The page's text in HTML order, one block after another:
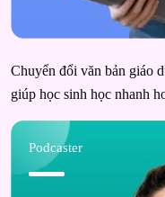
Chuyển đổi văn bản giáo
giúp học sinh học nhanh
Podcaster